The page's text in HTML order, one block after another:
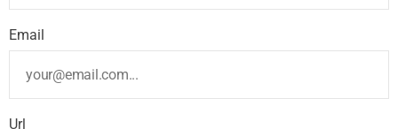
Email
Url